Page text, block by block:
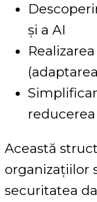
și a AI
Această
organizațiilor
securitatea